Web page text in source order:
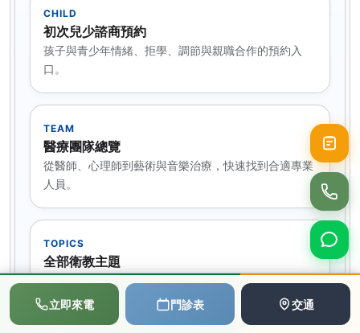
CHILD
初次兒少諮商預約
孩子與青少年情緒、拒學、調節與親職合作的預約入
口。
TEAM
醫療團隊總覽
從醫師、心理師到藝術與音樂治療，快速找到合適專業
人員。
TOPICS
全部衛教主題
想繼續瀏覽同主題文章，可從整體衛教主題入口往下
走。
立即來電 門診表 交通
📞 💬 📅